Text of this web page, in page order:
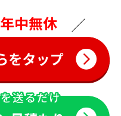
年中無休